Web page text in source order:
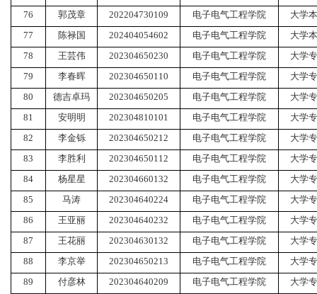
76 郭茂章 202204730109 电子电气工程学院
大学
77
陈禄国 202404054602 电子电气工程学院
大学
78
王芸伟 202304650230 电子电气工程学院
大学
79
李春晖 202304650110 电子电气工程学院
大学
80
德吉卓玛 202304650205 电子电气工程学院
大学
81
安明明 202304810101 电子电气工程学院
大学
82
李金铄 202304650212 电子电气工程学院
大学
83
李胜利 202304650112 电子电气工程学院
大学
84
杨星星 202304660132 电子电气工程学院
大学
85
马涛 202304640224 电子电气工程学院
大学
86
王亚丽 202304640232 电子电气工程学院
大学
87
王花丽 202304630132 电子电气工程学院
大学
88
李京举 202304650213 电子电气工程学院
大学
89
付彦林 202304640209 电子电气工程学院
大学